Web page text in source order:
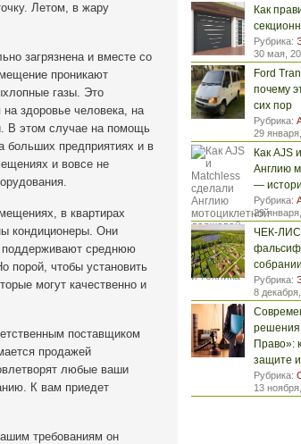
Летом, в жару
загрязнена и вместе со
проникают
газы. Это
на здоровье человека, на
В этом случае на помощь
больших предприятиях и в
и вовсе не
в квартирах
кондиционеры. Они
поддерживают среднюю
порой, чтобы установить
могут качественно и
поставщиком
продажей
любые ваши
К вам приедет
требованиям он
Как
Рубрика:
30 мая,
Ford
почему
сих пор
Рубрика:
29
Как AJS
Англию
—
Рубрика:
29
ЧЕК-
Рубрика:
8
решения
Право»:
защите
Рубрика:
13